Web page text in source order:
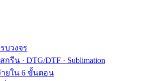
บวงจร
รีน · DTG/DTF · Sublimation
ายใน 6 ขั้นตอน